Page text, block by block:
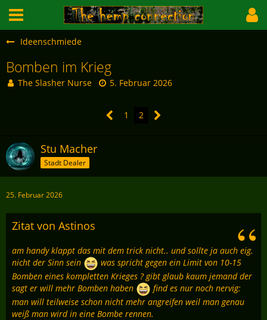
Ideenschmiede
Bomben im Krieg
The Slasher Nurse 5. Februar 2026
1 2
Stu Macher
Stadt Dealer
25. Februar 2026
Zitat von Astinos
am handy klappt das mit dem trick nicht.. und sollte ja auch eig.
nicht der Sinn sein
was spricht gegen ein Limit von 10-15
Bomben eines kompletten Krieges ? gibt glaub kaum jemand der
sagt er will mehr Bomben haben
find es nur noch nervig:
man will teilweise schon nicht mehr angreifen weil man genau
weiß man wird in eine Bombe rennen.